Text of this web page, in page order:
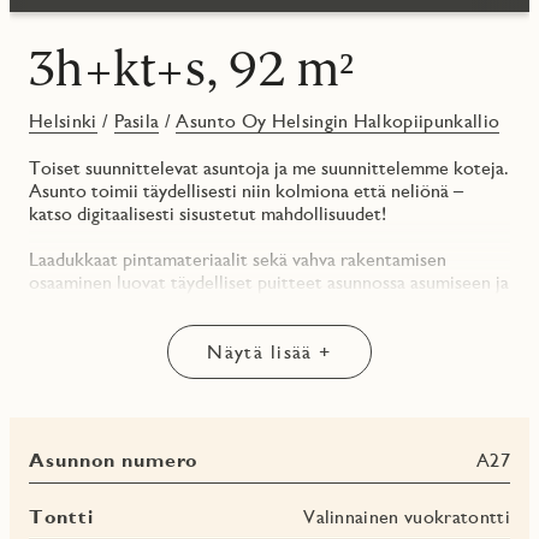
3h+kt+s, 92 m²
Helsinki / Pasila /Asunto Oy Helsingin Halkopiipunkallio
Toiset suunnittelevat asuntoja ja me suunnittelemme koteja.
Asunto toimii täydellisesti niin kolmiona että neliönä –
katso digitaalisesti sisustetut mahdollisuudet!
Laadukkaat pintamateriaalit sekä vahva rakentamisen
osaaminen luovat täydelliset puitteet asunnossa asumiseen ja
suunnittelijoilla kirkkaana mielikuvat väljästä
kaupunkiasumisesta. Asunnossa löytyy mm. seitsemän
ikkunaa (itään, etelään), eteläparvekkeella ihana pilari,
Parvekkeelta näkymät sisäpihalle ja viereiselle
Halkopiipunkalliolle ks. kuvat
Näytä lisää +
Asunnon numero A27
Tontti Valinnainen vuokratontti